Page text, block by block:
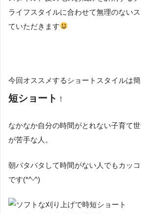
ライフスタイルに合わせて無理のない
ていただきます
今回オススメするショートスタイルは
短ショート ！
なかなか自分の時間がとれない子育て
が苦手な人。
朝バタバタして時間がない人でもカッ
です(*^-^)